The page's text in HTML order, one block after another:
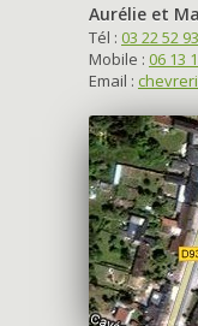
Aurélie et
Tél : 03 22 52
Mobile : 06 13
Email :